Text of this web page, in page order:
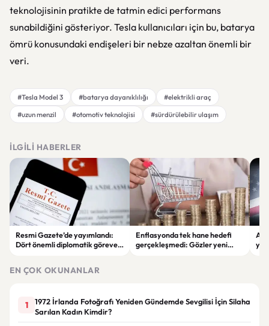
teknolojisinin pratikte de tatmin edici performans
sunabildiğini gösteriyor. Tesla kullanıcıları için bu, batarya
ömrü konusundaki endişeleri bir nebze azaltan önemli bir
veri.
#Tesla Model 3 #batarya dayanıklılığı
#elektrikli araç
#uzun menzil
#otomotiv teknolojisi #sürdürülebilir ulaşım
İLGILI HABERLER
Resmi Gazete’de yayımlandı:
Dört önemli diplomatik göreve
Enflasyonda tek hane hedefi
gerçekleşmedi: Gözler yeni
EN ÇOK OKUNANLAR
1
1972 İrlanda Fotoğrafı Yeniden Gündemde Sevgilisi İçin Silaha
Sarılan Kadın Kimdir?